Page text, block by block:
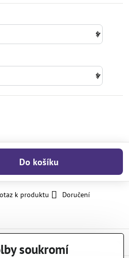
Do košíku
k produktu
Doručení
soukromí